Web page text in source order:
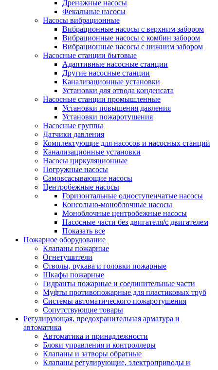
Дренажные насосы
Фекальные насосы
Насосы вибрационные
Вибрационные насосы с верхним забором
Вибрационные насосы с комбин забором
Вибрационные насосы с нижним забором
Насосные станции бытовые
Адаптивные насосные станции
Другие насосные станции
Канализационные установки
Установки для отвода конденсата
Насосные станции промышленные
Установки повышения давления
Установки пожаротушения
Насосные группы
Датчики давления
Комплектующие для насосов и насосных станций
Канализационные установки
Насосы циркуляционные
Погружные насосы
Самовсасывающие насосы
Центробежные насосы
Горизонтальные одноступенчатые насосы
Консольно-моноблочные насосы
Моноблочные центробежные насосы
Насосные части без двигателя/с двигателем
Показать все
Пожарное оборудование
Клапаны пожарные
Огнетушители
Стволы, рукава и головки пожарные
Шкафы пожарные
Гидранты пожарные и соединительные части
Муфты противопожарные для пластиковых труб
Системы автоматического пожаротушения
Сопутствующие товары
Регулирующая, предохранительная арматура и
автоматика
Автоматика и принадлежности
Блоки управления и контроллеры
Клапаны и затворы обратные
Клапаны регулирующие, электроприводы и